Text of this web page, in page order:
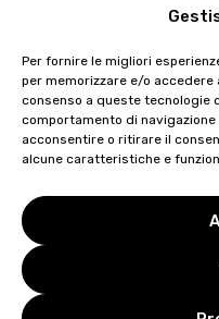
Per fornire le migliori
per memorizzare e/o
consenso a queste tecnologie
comportamento di navigazione
acconsentire o ritirare il
alcune caratteristiche e
© 2026 Matilda Morri
Vieffe Noselab Srl e-